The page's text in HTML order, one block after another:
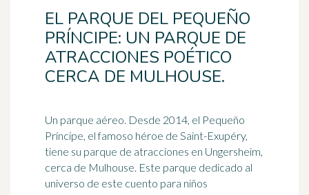
EL PARQUE DEL PEQUEÑO
PRÍNCIPE: UN PARQUE DE
ATRACCIONES POÉTICO
CERCA DE MULHOUSE.
Un parque aéreo. Desde 2014, el Pequeño
Príncipe, el famoso héroe de Saint-Exupéry,
tiene su parque de atracciones en Ungersheim,
cerca de Mulhouse. Este parque dedicado al
universo de este cuento para niños